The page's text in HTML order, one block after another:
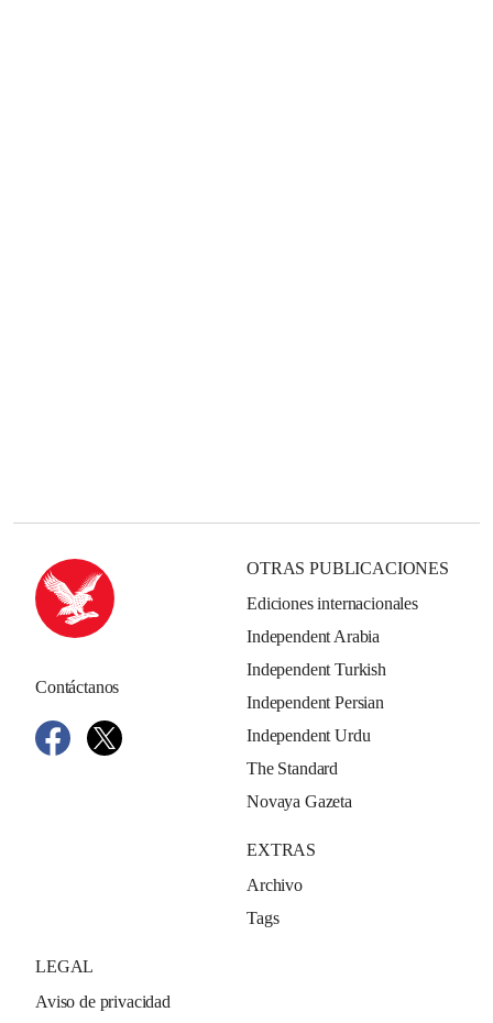
Contáctanos
OTRAS PUBLICACIONES
Ediciones internacionales
Independent Arabia
Independent Turkish
Independent Persian
Independent Urdu
The Standard
Novaya Gazeta
EXTRAS
Archivo
Tags
LEGAL
Aviso de privacidad